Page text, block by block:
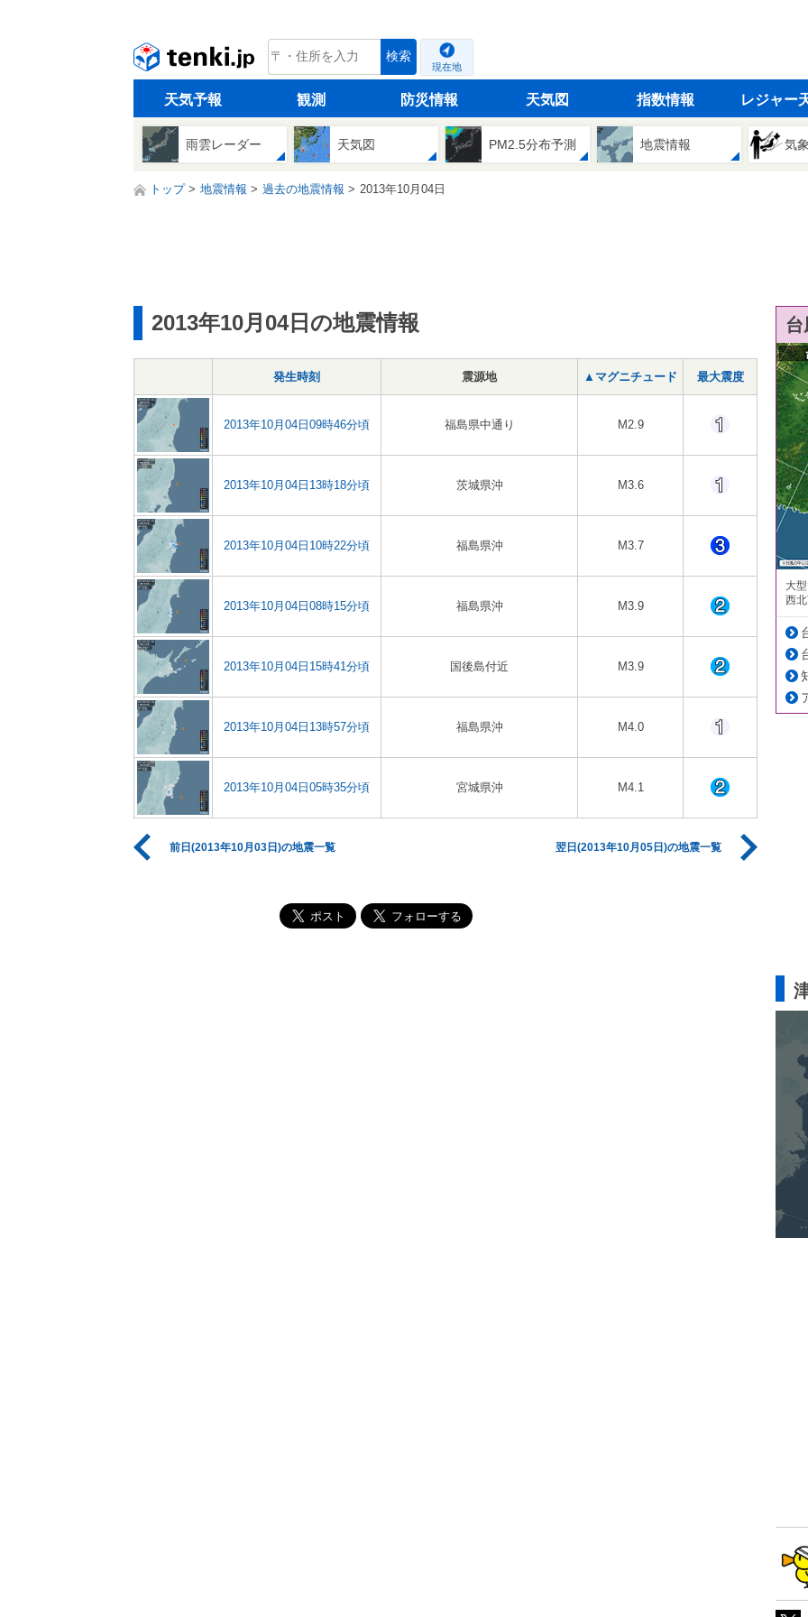
tenki.jp 検索
現在地
天気予報 観測 防災情報 天気図 指数情報 レジャー
雨雲レーダー 天気図 PM2.5分布予測 地震情報 気
トップ 地震情報 過去の地震情報 2013年10月04日
2013年10月04日の地震情報
発生時刻 震源地 ▲マグニチュード 最大震度
2013年10月04日09時46分頃 福島県中通り M2.9
2013年10月04日13時18分頃 茨城県沖 M3.6
2013年10月04日10時22分頃 福島県沖 M3.7
2013年10月04日08時15分頃 福島県沖 M3.9
2013年10月04日15時41分頃 国後島付近 M3.9
2013年10月04日13時57分頃 福島県沖 M4.0
2013年10月04日05時35分頃 宮城県沖 M4.1
前日(2013年10月03日)の地震一覧 翌日(2013年10月05日)の地震一覧
大
西